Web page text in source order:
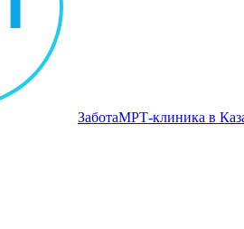
ЗаботаМРТ‑клиника в